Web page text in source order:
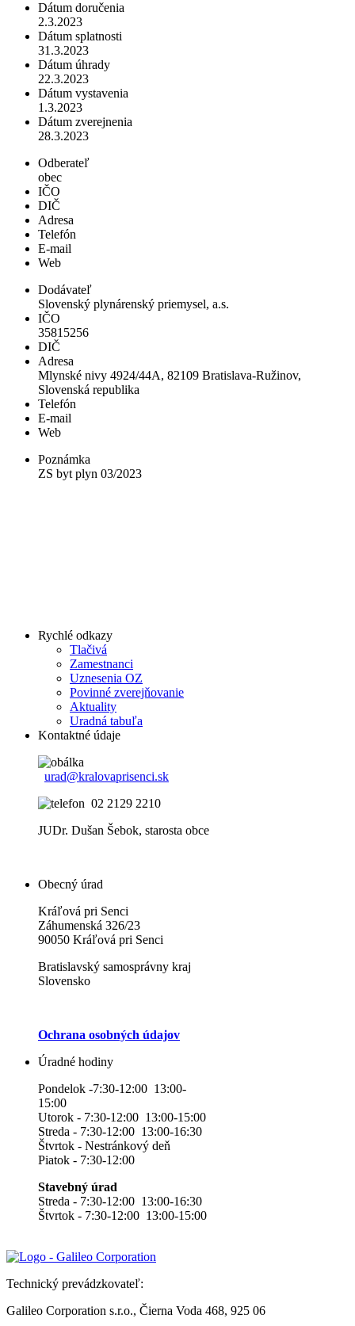
Dátum doručenia
2.3.2023
Dátum splatnosti
31.3.2023
Dátum úhrady
22.3.2023
Dátum vystavenia
1.3.2023
Dátum zverejnenia
28.3.2023
Odberateľ
obec
IČO
DIČ
Adresa
Telefón
E-mail
Web
Dodávateľ
Slovenský plynárenský priemysel, a.s.
IČO
35815256
DIČ
Adresa
Mlynské nivy 4924/44A, 82109 Bratislava-Ružinov,
Slovenská republika
Telefón
E-mail
Web
Poznámka
ZS byt plyn 03/2023
Rychlé odkazy
Tlačivá
Zamestnanci
Uznesenia OZ
Povinné zverejňovanie
Aktuality
Uradná tabuľa
Kontaktné údaje
urad@kralovaprisenci.sk
02 2129 2210
JUDr. Dušan Šebok, starosta obce
Obecný úrad
Kráľová pri Senci
Záhumenská 326/23
90050 Kráľová pri Senci
Bratislavský samosprávny kraj
Slovensko
Ochrana osobných údajov
Úradné hodiny
Pondelok -7:30-12:00 13:00-
15:00
Utorok - 7:30-12:00 13:00-15:00
Streda - 7:30-12:00 13:00-16:30
Štvrtok - Nestránkový deň
Piatok - 7:30-12:00
Stavebný úrad
Streda - 7:30-12:00 13:00-16:30
Štvrtok - 7:30-12:00 13:00-15:00
Technický prevádzkovateľ:
Galileo Corporation s.r.o., Čierna Voda 468, 925 06